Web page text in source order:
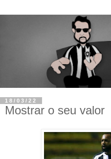
18/03/22
Mostrar o seu valor